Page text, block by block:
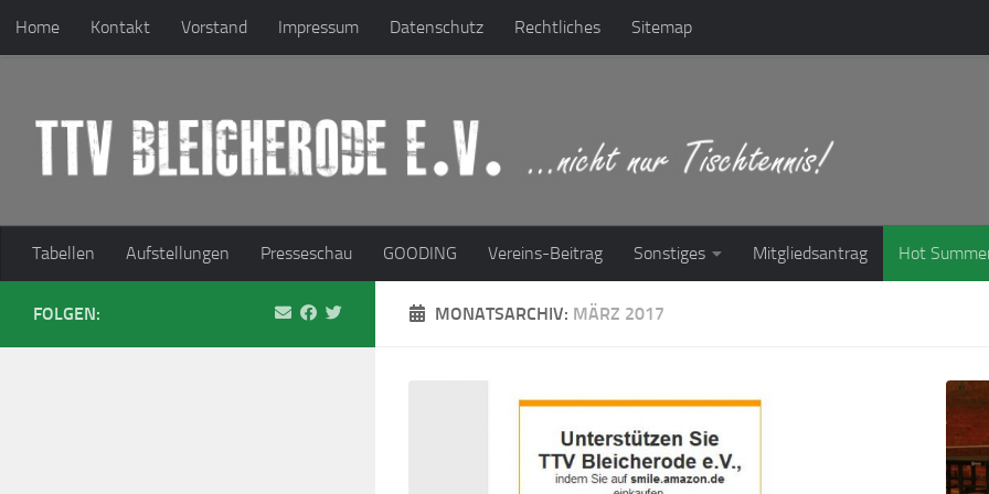
Zum Inhalt springen
Home Kontakt Vorstand Impressum Datenschutz Rechtliches Sitemap
Tabellen Aufstellungen Presseschau GOODING Vereins-Beitrag Sonstiges Mitgliedsantrag Hot
MONATSARCHIV: MÄRZ 2017
FOLGEN: